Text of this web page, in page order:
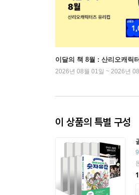
이달의 책 8월 : 산리오캐릭
2026년 08월 01일 ~ 2026년
이 상품의 특별 구성